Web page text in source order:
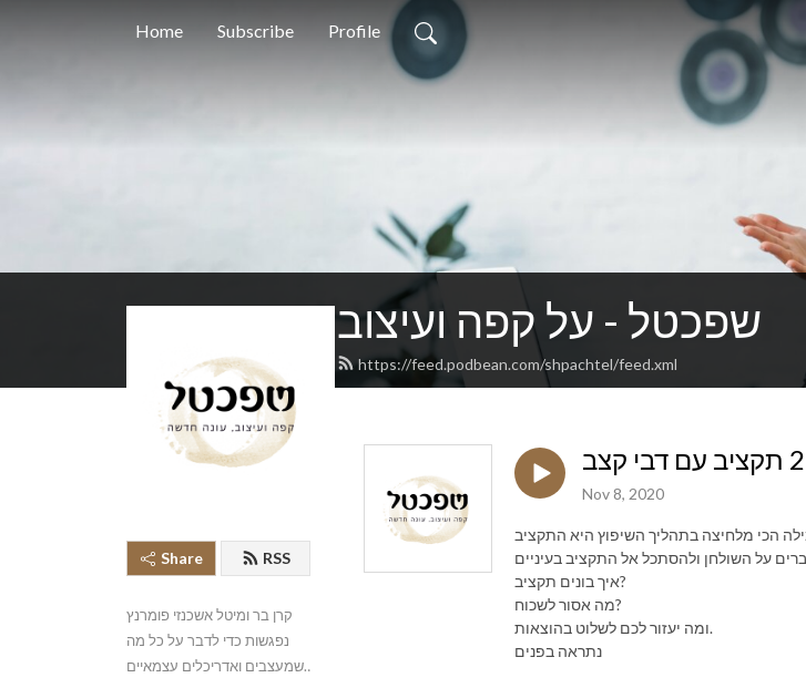
Home Subscribe Profile
שפכטל - על קפה ועיצוב
https://feed.podbean.com/shpachtel/feed.xml
Share RSS
קרן בר ומיטל אשכנזי פומרנץ
נפגשות כדי לדבר על כל מה
שמעצבים ואדריכלים עצמאיים
Nov 8, 2020
איך בונים תקציב?
מה אסור לשכוח?
ומה יעזור לכם לשלוט בהוצאות.
נתראה בפנים